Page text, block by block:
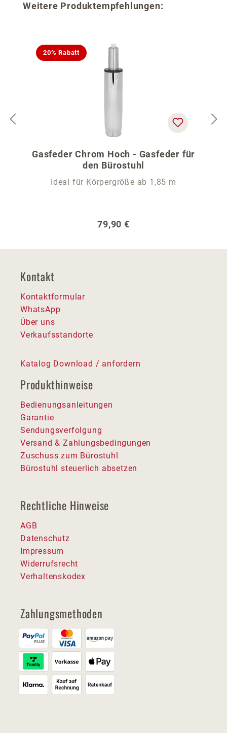
Produktgalerie überspringen
Weitere Produktempfehlungen:
20% Rabatt
Gasfeder Chrom Hoch - Gasfeder für
den Bürostuhl
Ideal für Körpergröße ab 1,85 m
Regulärer Preis:
79,90 €
Kontakt
Kontaktformular
WhatsApp
Über uns
Verkaufsstandorte
Katalog Download / anfordern
Produkthinweise
Bedienungsanleitungen
Garantie
Sendungsverfolgung
Versand & Zahlungsbedingungen
Zuschuss zum Bürostuhl
Bürostuhl steuerlich absetzen
Rechtliche Hinweise
AGB
Datenschutz
Impressum
Widerrufsrecht
Verhaltenskodex
Zahlungsmethoden